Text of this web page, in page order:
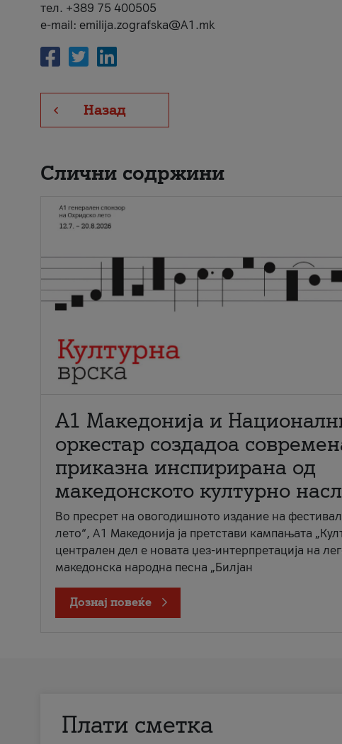
тел. +389 75 400505
e-mail: emilija.zografska@A1.mk
Назад
Слични содржини
А1 Македонија и
оркестар создадоа
приказна инспирирана од
македонското културно
Во пресрет на овогодишното издание на
лето“, А1 Македонија ја претстави кампањата
централен дел е новата џез-интерпретација на
македонска народна песна „Билјан
Дознај повеќе
Плати сметка